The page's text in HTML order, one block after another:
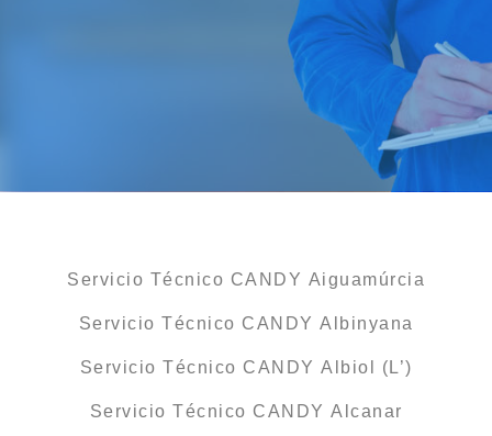
Servicio Técnico CANDY Aiguamúrcia
Servicio Técnico CANDY Albinyana
Servicio Técnico CANDY Albiol (L’)
Servicio Técnico CANDY Alcanar